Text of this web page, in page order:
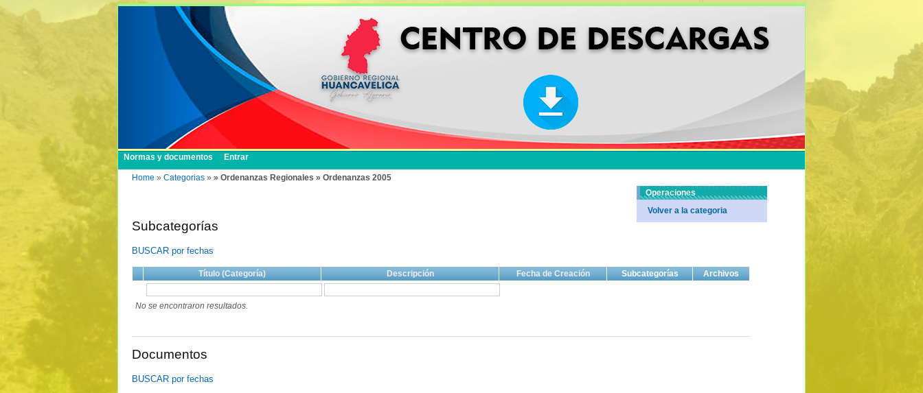
Normas y documentos Entrar
Home » Categorias » » Ordenanzas Regionales » Ordenanzas 2005
Subcategorías
BUSCAR por fechas
Título (Categoría) Descripción Fecha de Creación Subcategorías Archivos
No se encontraron resultados.
Documentos
BUSCAR por fechas
Operaciones
Volver a la categoria